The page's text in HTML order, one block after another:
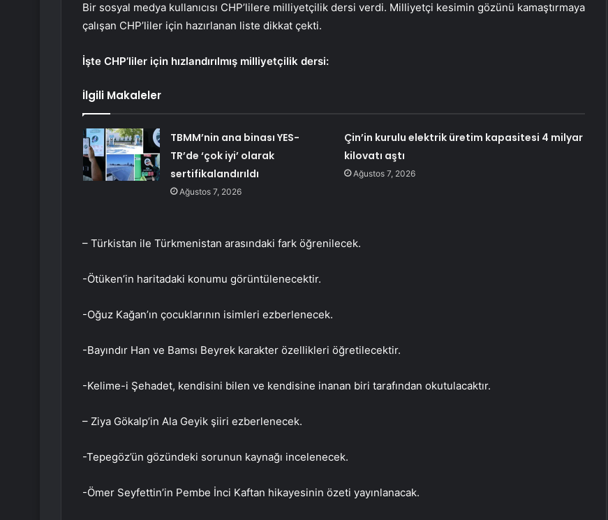
Bir sosyal medya kullanıcısı CHP’lilere milliyetçilik dersi verdi. Milliyetçi kesimin gözünü kamaştırmaya
çalışan CHP’liler için hazırlanan liste dikkat çekti.
İşte CHP’liler için hızlandırılmış milliyetçilik dersi:
İlgili Makaleler
TBMM’nin ana binası YES-
TR’de ‘çok iyi’ olarak
sertifikalandırıldı
Ağustos 7, 2026
Çin’in kurulu elektrik üretim kapasitesi 4 milyar
kilovatı aştı
Ağustos 7, 2026
– Türkistan ile Türkmenistan arasındaki fark öğrenilecek.
-Ötüken’in haritadaki konumu görüntülenecektir.
-Oğuz Kağan’ın çocuklarının isimleri ezberlenecek.
-Bayındır Han ve Bamsı Beyrek karakter özellikleri öğretilecektir.
-Kelime-i Şehadet, kendisini bilen ve kendisine inanan biri tarafından okutulacaktır.
– Ziya Gökalp’in Ala Geyik şiiri ezberlenecek.
-Tepegöz’ün gözündeki sorunun kaynağı incelenecek.
-Ömer Seyfettin’in Pembe İnci Kaftan hikayesinin özeti yayınlanacak.